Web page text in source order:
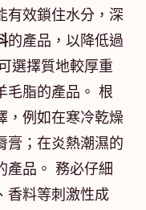
有效鎖住水分，深
的產品，以降低過
選擇質地較厚重
毛脂的產品。 根
，例如在寒冷乾燥
膏；在炎熱潮濕的
產品。 務必仔細
香料等刺激性成